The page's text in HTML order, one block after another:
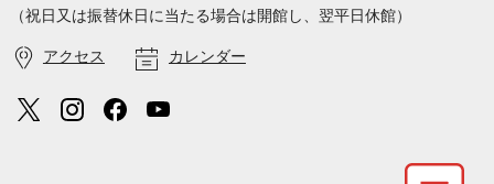
（祝日又は振替休日に当たる場合は開館し、翌平日休館）
アクセス カレンダー